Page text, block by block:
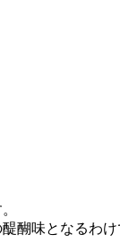
醐味となるわけ